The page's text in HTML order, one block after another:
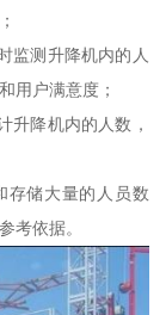
监测升降机内的人
用户满意度；
升降机内的人数，
存储大量的人员数
考依据。